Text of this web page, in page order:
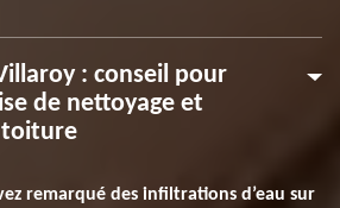
: conseil pour
de nettoyage et
toiture
remarqué des infiltrations d’eau sur